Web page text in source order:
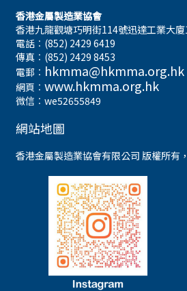
香港金屬製造業協會
香港九龍觀塘巧明街114號迅達工業大
電話︰(852) 2429 6419
傳真︰(852) 2429 8453
電郵︰ hkmma@hkmma.org.hk
網頁︰ www.hkmma.org.hk
微信︰we52655849
網站地圖
香港金屬製造業協會有限公司 版權所有